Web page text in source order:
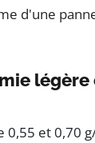
d'une
légère
0,55 et 0,70